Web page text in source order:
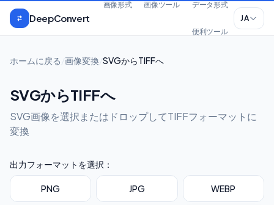
本文へスキップ
DeepConvert
画像形式 画像ツール データ形式
便利ツール
JA
ホームに戻る 画像変換 SVGからTIFFへ
SVGからTIFFへ
SVG画像を選択またはドロップしてTIFFフォーマットに
変換
出力フォーマットを選択：
PNG JPG WEBP